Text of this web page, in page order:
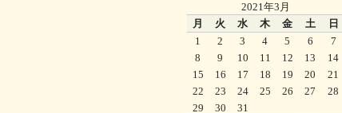
2021年3月
月
火 水 木 金 土 日
1 2 3 4 5 6
7
8
9 10 11 12 13
14
15
16 17 18 19 20
21
22
23 24 25 26 27
28
29
30 31